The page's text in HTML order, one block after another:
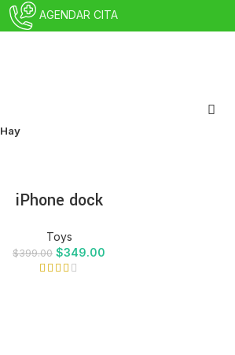
Hay
iPhone dock
Toys
$399.00 $349.00
AGENDAR CITA